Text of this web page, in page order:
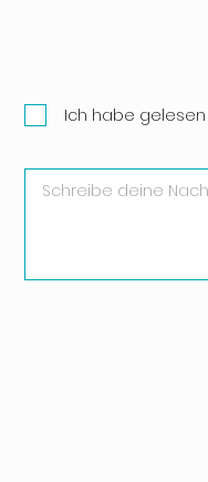
Ich habe